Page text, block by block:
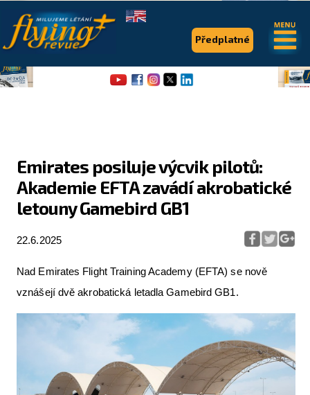
Emirates posiluje výcvik pilotů:
Akademie EFTA zavádí akrobatické
letouny Gamebird GB1
22.6.2025
Nad Emirates Flight Training Academy (EFTA) se nově
vznášejí dvě akrobatická letadla Gamebird GB1.
Předplatné
.
Flying Revue
Články
Pro piloty
Série & speciály
Letecká videa
Aktuální FR + archiv
Letecká muzea